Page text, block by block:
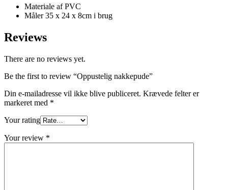
Materiale af PVC
Måler 35 x 24 x 8cm i brug
Reviews
There are no reviews yet.
Be the first to review “Oppustelig nakkepude”
Din e-mailadresse vil ikke blive publiceret. Krævede felter er
markeret med *
Your rating
Your review *